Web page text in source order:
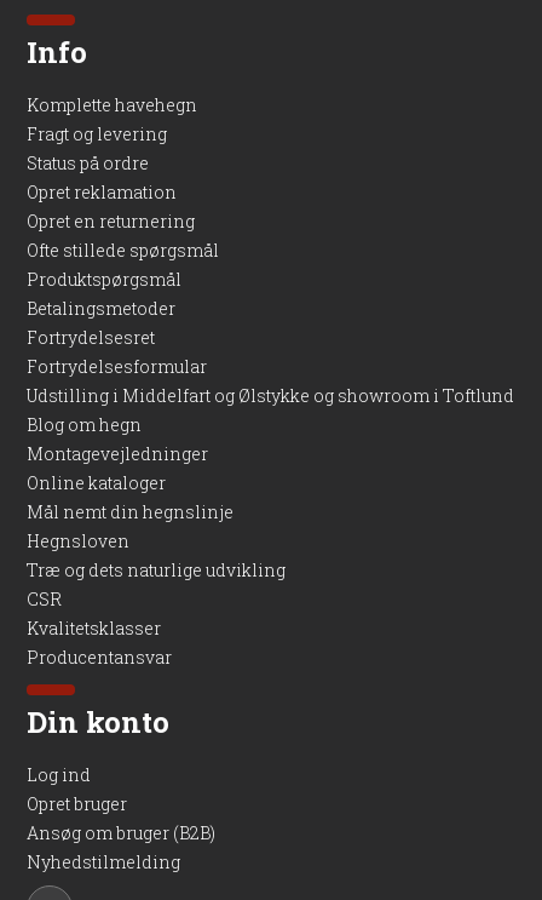
Info
Komplette havehegn
Fragt og levering
Status på ordre
Opret reklamation
Opret en returnering
Ofte stillede spørgsmål
Produktspørgsmål
Betalingsmetoder
Fortrydelsesret
Fortrydelsesformular
Udstilling i Middelfart og Ølstykke og showroom i Toftlund
Blog om hegn
Montagevejledninger
Online kataloger
Mål nemt din hegnslinje
Hegnsloven
Træ og dets naturlige udvikling
CSR
Kvalitetsklasser
Producentansvar
Din konto
Log ind
Opret bruger
Ansøg om bruger (B2B)
Nyhedstilmelding